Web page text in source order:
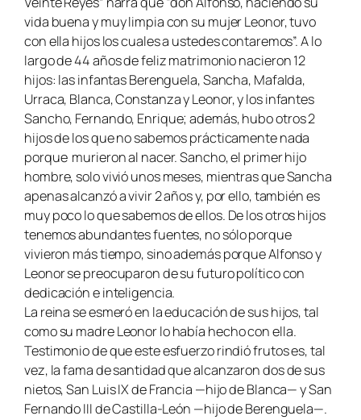
vida buena y muy limpia con su mujer Leonor, tuvo
con ella hijos los cuales a ustedes contaremos”. A lo
largo de 44 años de feliz matrimonio nacieron 12
hijos: las infantas Berenguela, Sancha, Mafalda,
Urraca, Blanca, Constanza y Leonor, y los infantes
Sancho, Fernando, Enrique; además, hubo otros 2
hijos de los que no sabemos prácticamente nada
porque murieron al nacer. Sancho, el primer hijo
hombre, solo vivió unos meses, mientras que Sancha
apenas alcanzó a vivir 2 años y, por ello, también es
muy poco lo que sabemos de ellos. De los otros hijos
tenemos abundantes fuentes, no sólo porque
vivieron más tiempo, sino además porque Alfonso y
Leonor se preocuparon de su futuro político con
dedicación e inteligencia.
La reina se esmeró en la educación de sus hijos, tal
como su madre Leonor lo había hecho con ella.
Testimonio de que este esfuerzo rindió frutos es, tal
vez, la fama de santidad que alcanzaron dos de sus
nietos, San Luis IX de Francia —hijo de Blanca— y San
Fernando III de Castilla-León —hijo de Berenguela—.